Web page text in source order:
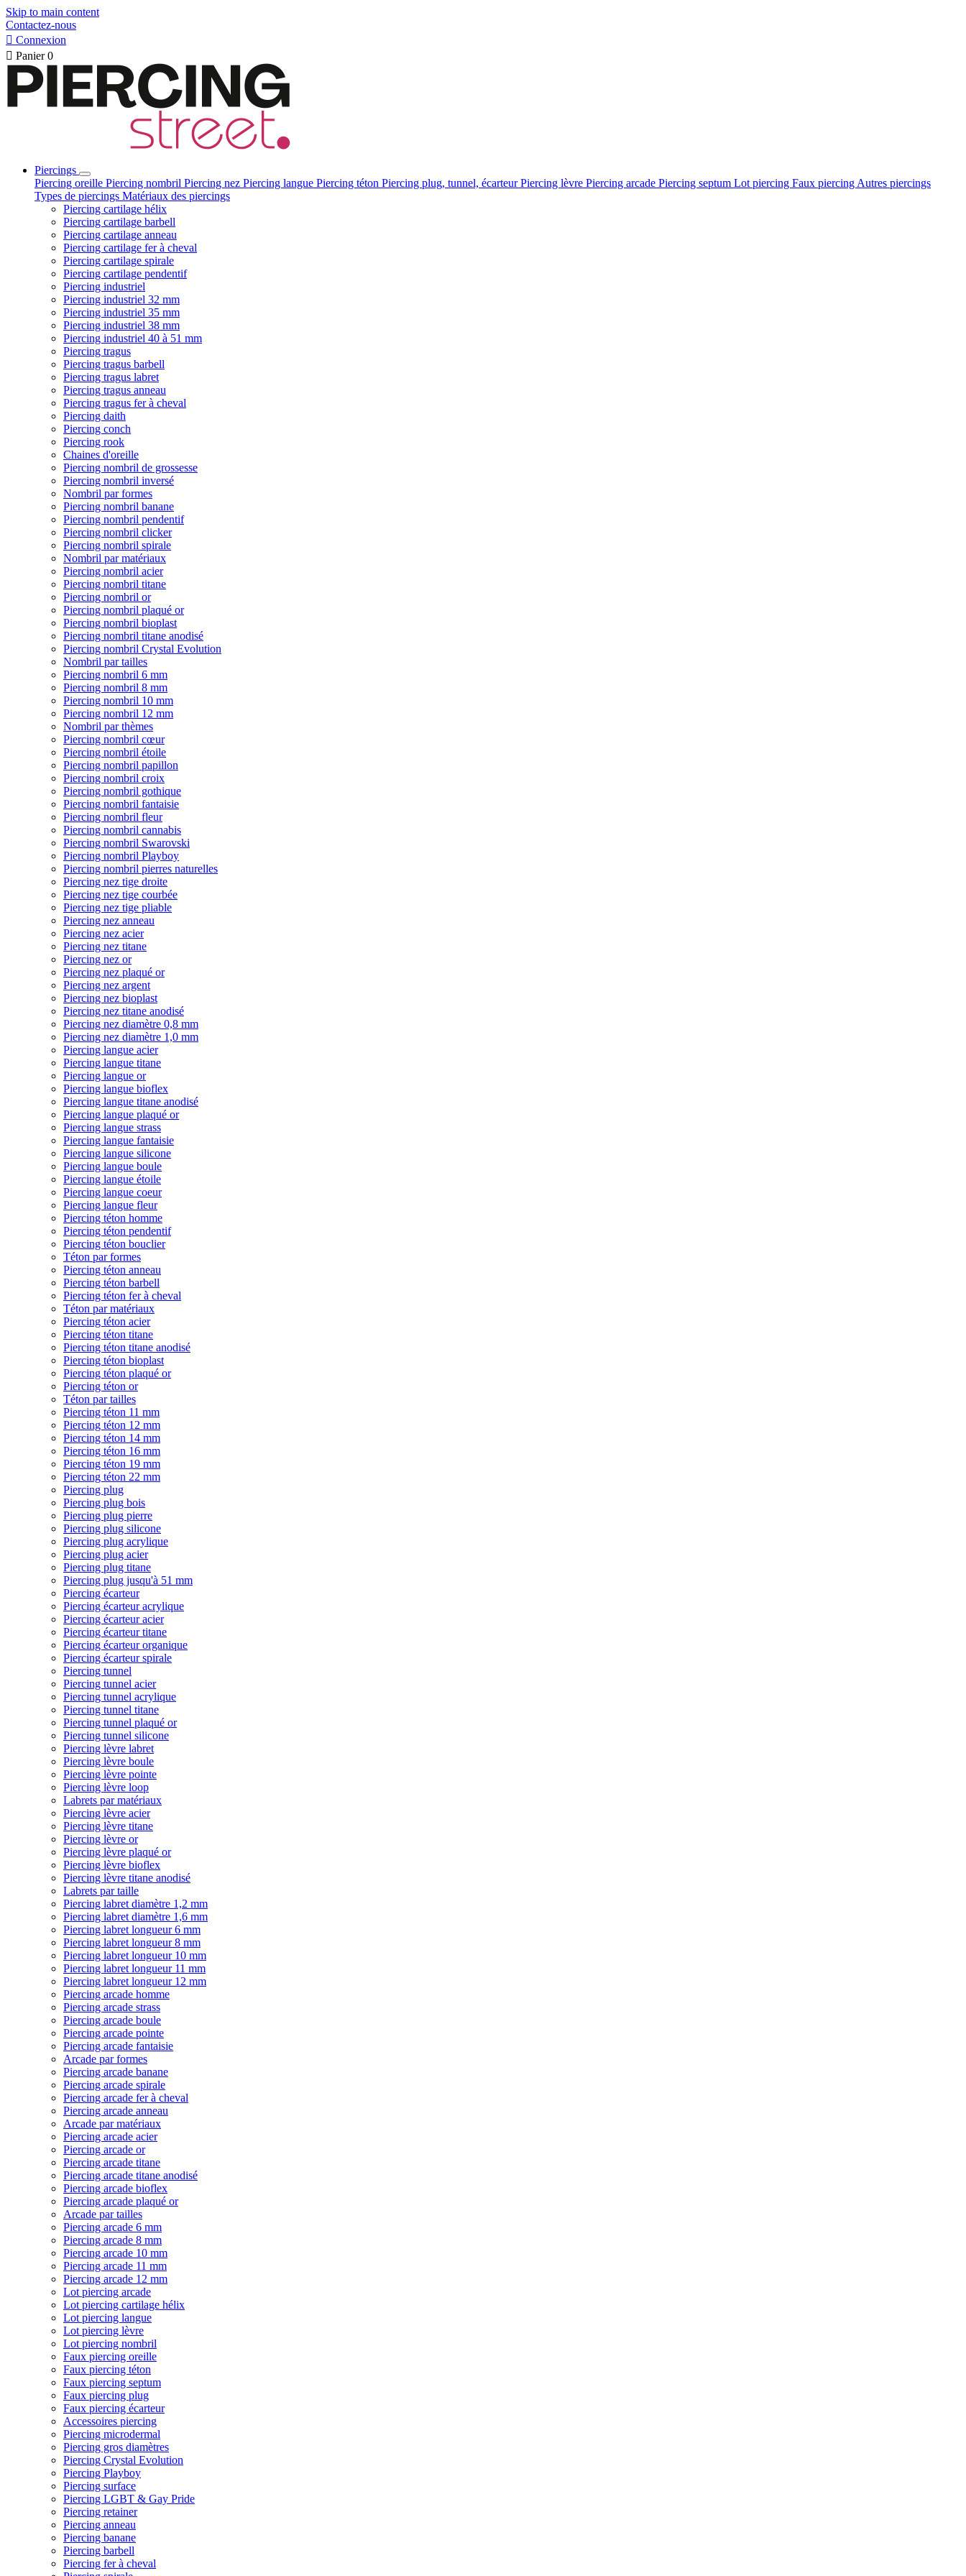
Skip to main content
Contactez-nous
 Connexion
 Panier 0
Piercings
Piercing oreille Piercing nombril Piercing nez Piercing langue Piercing téton Piercing plug, tunnel, écarteurPiercing lèvre Piercing arcade Piercing septum Lot piercing Faux piercing Autres piercings
Types de piercings Matériaux des piercings
Piercing cartilage hélix
Piercing cartilage barbell
Piercing cartilage anneau
Piercing cartilage fer à cheval
Piercing cartilage spirale
Piercing cartilage pendentif
Piercing industriel
Piercing industriel 32 mm
Piercing industriel 35 mm
Piercing industriel 38 mm
Piercing industriel 40 à 51 mm
Piercing tragus
Piercing tragus barbell
Piercing tragus labret
Piercing tragus anneau
Piercing tragus fer à cheval
Piercing daith
Piercing conch
Piercing rook
Chaines d'oreille
Piercing nombril de grossesse
Piercing nombril inversé
Nombril par formes
Piercing nombril banane
Piercing nombril pendentif
Piercing nombril clicker
Piercing nombril spirale
Nombril par matériaux
Piercing nombril acier
Piercing nombril titane
Piercing nombril or
Piercing nombril plaqué or
Piercing nombril bioplast
Piercing nombril titane anodisé
Piercing nombril Crystal Evolution
Nombril par tailles
Piercing nombril 6 mm
Piercing nombril 8 mm
Piercing nombril 10 mm
Piercing nombril 12 mm
Nombril par thèmes
Piercing nombril cœur
Piercing nombril étoile
Piercing nombril papillon
Piercing nombril croix
Piercing nombril gothique
Piercing nombril fantaisie
Piercing nombril fleur
Piercing nombril cannabis
Piercing nombril Swarovski
Piercing nombril Playboy
Piercing nombril pierres naturelles
Piercing nez tige droite
Piercing nez tige courbée
Piercing nez tige pliable
Piercing nez anneau
Piercing nez acier
Piercing nez titane
Piercing nez or
Piercing nez plaqué or
Piercing nez argent
Piercing nez bioplast
Piercing nez titane anodisé
Piercing nez diamètre 0,8 mm
Piercing nez diamètre 1,0 mm
Piercing langue acier
Piercing langue titane
Piercing langue or
Piercing langue bioflex
Piercing langue titane anodisé
Piercing langue plaqué or
Piercing langue strass
Piercing langue fantaisie
Piercing langue silicone
Piercing langue boule
Piercing langue étoile
Piercing langue coeur
Piercing langue fleur
Piercing téton homme
Piercing téton pendentif
Piercing téton bouclier
Téton par formes
Piercing téton anneau
Piercing téton barbell
Piercing téton fer à cheval
Téton par matériaux
Piercing téton acier
Piercing téton titane
Piercing téton titane anodisé
Piercing téton bioplast
Piercing téton plaqué or
Piercing téton or
Téton par tailles
Piercing téton 11 mm
Piercing téton 12 mm
Piercing téton 14 mm
Piercing téton 16 mm
Piercing téton 19 mm
Piercing téton 22 mm
Piercing plug
Piercing plug bois
Piercing plug pierre
Piercing plug silicone
Piercing plug acrylique
Piercing plug acier
Piercing plug titane
Piercing plug jusqu'à 51 mm
Piercing écarteur
Piercing écarteur acrylique
Piercing écarteur acier
Piercing écarteur titane
Piercing écarteur organique
Piercing écarteur spirale
Piercing tunnel
Piercing tunnel acier
Piercing tunnel acrylique
Piercing tunnel titane
Piercing tunnel plaqué or
Piercing tunnel silicone
Piercing lèvre labret
Piercing lèvre boule
Piercing lèvre pointe
Piercing lèvre loop
Labrets par matériaux
Piercing lèvre acier
Piercing lèvre titane
Piercing lèvre or
Piercing lèvre plaqué or
Piercing lèvre bioflex
Piercing lèvre titane anodisé
Labrets par taille
Piercing labret diamètre 1,2 mm
Piercing labret diamètre 1,6 mm
Piercing labret longueur 6 mm
Piercing labret longueur 8 mm
Piercing labret longueur 10 mm
Piercing labret longueur 11 mm
Piercing labret longueur 12 mm
Piercing arcade homme
Piercing arcade strass
Piercing arcade boule
Piercing arcade pointe
Piercing arcade fantaisie
Arcade par formes
Piercing arcade banane
Piercing arcade spirale
Piercing arcade fer à cheval
Piercing arcade anneau
Arcade par matériaux
Piercing arcade acier
Piercing arcade or
Piercing arcade titane
Piercing arcade titane anodisé
Piercing arcade bioflex
Piercing arcade plaqué or
Arcade par tailles
Piercing arcade 6 mm
Piercing arcade 8 mm
Piercing arcade 10 mm
Piercing arcade 11 mm
Piercing arcade 12 mm
Lot piercing arcade
Lot piercing cartilage hélix
Lot piercing langue
Lot piercing lèvre
Lot piercing nombril
Faux piercing oreille
Faux piercing téton
Faux piercing septum
Faux piercing plug
Faux piercing écarteur
Accessoires piercing
Piercing microdermal
Piercing gros diamètres
Piercing Crystal Evolution
Piercing Playboy
Piercing surface
Piercing LGBT & Gay Pride
Piercing retainer
Piercing anneau
Piercing banane
Piercing barbell
Piercing fer à cheval